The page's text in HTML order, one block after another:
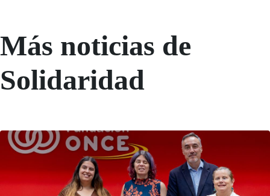
Más noticias de
Solidaridad